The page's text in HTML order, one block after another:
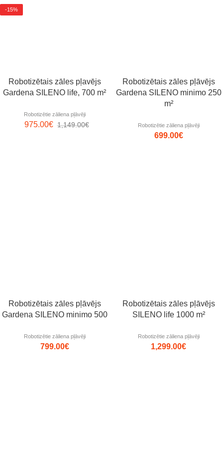
-15%
Robotizētais zāles pļavējs
Gardena SILENO life, 700 m²
Robotizētie zāliena pļāvēji
1,149.00€
975.00€
Robotizētais zāles pļāvējs
Gardena SILENO minimo 250
m²
Robotizētie zāliena pļāvēji
699.00€
Robotizētais zāles pļāvējs
Gardena SILENO minimo 500
Robotizētie zāliena pļāvēji
799.00€
Robotizētais zāles pļāvējs
SILENO life 1000 m²
Robotizētie zāliena pļāvēji
1,299.00€